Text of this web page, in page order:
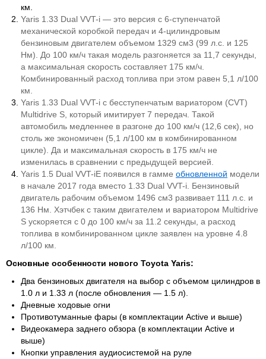
км.
Yaris 1.33 Dual VVT-i — это версия с 6-ступенчатой
механической коробкой передач и 4-цилиндровым
бензиновым двигателем объемом 1329 см3 (99 л.с. и 125
Нм). До 100 км/ч такая модель разгоняется за 11,7 секунды,
а максимальная скорость составляет 175 км/ч.
Комбинированный расход топлива при этом равен 5,1 л/100
км.
Yaris 1.33 Dual VVT-i с беcступенчатым вариатором (CVT)
Multidrive S, который имитирует 7 передач. Такой
автомобиль медленнее в разгоне до 100 км/ч (12,6 сек), но
столь же экономичен (5,1 л/100 км в комбинированном
цикле). Да и максимальная скорость в 175 км/ч не
изменилась в сравнении с предыдущей версией.
Yaris 1.5 Dual VVT-iE появился в гамме обновленной модели
в начале 2017 года вместо 1.33 Dual VVT-i. Бензиновый
двигатель рабочим объемом 1496 см3 развивает 111 л.с. и
136 Нм. Хэтчбек с таким двигателем и вариатором Multidrive
S ускоряется с 0 до 100 км/ч за 11.2 секунды, а расход
топлива в комбинированном цикле заявлен на уровне 4.8
л/100 км.
Основные особенности нового Toyota Yaris:
Два бензиновых двигателя на выбор с объемом цилиндров в
1.0 л и 1.33 л (после обновления — 1.5 л).
Дневные ходовые огни
Противотуманные фары (в комплектации Active и выше)
Видеокамера заднего обзора (в комплектации Active и
выше)
Кнопки управления аудиосистемой на руле